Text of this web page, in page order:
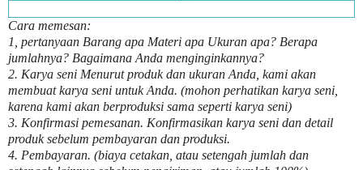
Cara memesan:
1, pertanyaan Barang apa Materi apa Ukuran apa? Berapa
jumlahnya? Bagaimana Anda menginginkannya?
2. Karya seni Menurut produk dan ukuran Anda, kami akan
membuat karya seni untuk Anda. (mohon perhatikan karya seni,
karena kami akan berproduksi sama seperti karya seni)
3. Konfirmasi pemesanan. Konfirmasikan karya seni dan detail
produk sebelum pembayaran dan produksi.
4. Pembayaran. (biaya cetakan, atau setengah jumlah dan